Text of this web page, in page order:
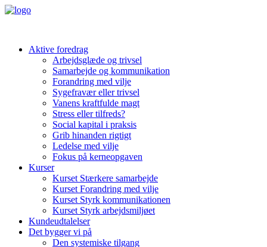
Aktive foredrag
Arbejdsglæde og trivsel
Samarbejde og kommunikation
Forandring med vilje
Sygefravær eller trivsel
Vanens kraftfulde magt
Stress eller tilfreds?
Social kapital i praksis
Grib hinanden rigtigt
Ledelse med vilje
Fokus på kerneopgaven
Kurser
Kurset Stærkere samarbejde
Kurset Forandring med vilje
Kurset Styrk kommunikationen
Kurset Styrk arbejdsmiljøet
Kundeudtalelser
Det bygger vi på
Den systemiske tilgang